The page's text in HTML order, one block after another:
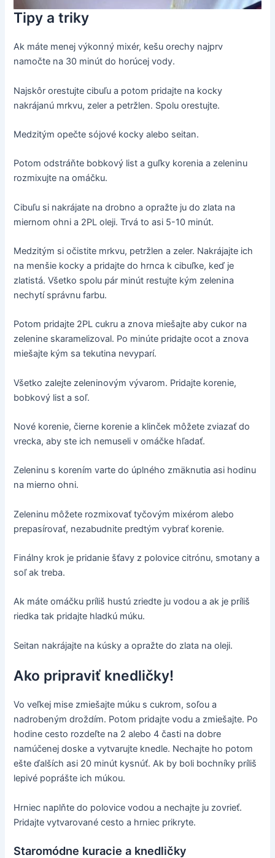
Tipy a triky
Ak máte menej výkonný mixér, kešu orechy najprv
namočte na 30 minút do horúcej vody.
Najskôr orestujte cibuľu a potom pridajte na kocky
nakrájanú mrkvu, zeler a petržlen. Spolu orestujte.
Medzitým opečte sójové kocky alebo seitan.
Potom odstráňte bobkový list a guľky korenia a zeleninu
rozmixujte na omáčku.
Cibuľu si nakrájate na drobno a opražte ju do zlata na
miernom ohni a 2PL oleji. Trvá to asi 5-10 minút.
Medzitým si očistite mrkvu, petržlen a zeler. Nakrájajte ich
na menšie kocky a pridajte do hrnca k cibuľke, keď je
zlatistá. Všetko spolu pár minút restujte kým zelenina
nechytí správnu farbu.
Potom pridajte 2PL cukru a znova miešajte aby cukor na
zelenine skaramelizoval. Po minúte pridajte ocot a znova
miešajte kým sa tekutina nevyparí.
Všetko zalejte zeleninovým vývarom. Pridajte korenie,
bobkový list a soľ.
Nové korenie, čierne korenie a klinček môžete zviazať do
vrecka, aby ste ich nemuseli v omáčke hľadať.
Zeleninu s korením varte do úplného zmäknutia asi hodinu
na mierno ohni.
Zeleninu môžete rozmixovať tyčovým mixérom alebo
prepasírovať, nezabudnite predtým vybrať korenie.
Finálny krok je pridanie šťavy z polovice citrónu, smotany a
soľ ak treba.
Ak máte omáčku príliš hustú zriedte ju vodou a ak je príliš
riedka tak pridajte hladkú múku.
Seitan nakrájajte na kúsky a opražte do zlata na oleji.
Ako pripraviť knedličky!
Vo veľkej mise zmiešajte múku s cukrom, soľou a
nadrobeným droždím. Potom pridajte vodu a zmiešajte. Po
hodine cesto rozdeľte na 2 alebo 4 časti na dobre
namúčenej doske a vytvarujte knedle. Nechajte ho potom
ešte ďalších asi 20 minút kysnúť. Ak by boli bochníky príliš
lepivé poprášte ich múkou.
Hrniec naplňte do polovice vodou a nechajte ju zovrieť.
Pridajte vytvarované cesto a hrniec prikryte.
Staromódne kuracie a knedličky